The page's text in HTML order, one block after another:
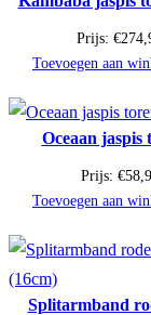
Prijs: €
Toevoegen aan
Oceaan jaspis
Prijs: €
Toevoegen aan
Splitarmband